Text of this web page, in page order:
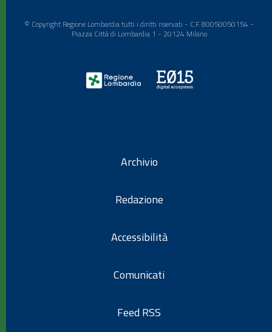
© Copyright Regione Lombardia tutti i diritti riservati - C.F. 80050050154 -
Piazza Città di Lombardia 1 - 20124 Milano
Archivio
Redazione
Accessibilità
Comunicati
Feed RSS